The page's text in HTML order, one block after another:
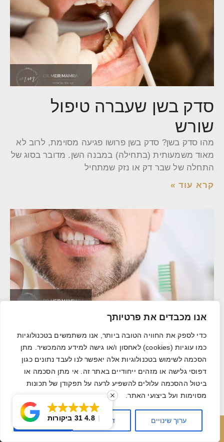
אנו מכבדים את פרטיותך
כדי לספק את החוויה הטובה ביותר, אנו משתמשים בטכנולוגיות
כמו עוגיות (cookies) לאחסון ו/או גישה למידע מהמכשיר. מתן
הסכמה לשימוש בטכנולוגיות אלה יאפשר לנו לעבד נתונים כגון
דפוסי גלישה או מזהים ייחודיים באתר זה. אי מתן הסכמה או
ביטול ההסכמה עלולים להשפיע לרעה על תפקודן של תכונות
מסוימות ועל ביצועי האתר.
ערוך שינויים דחה הכל אשר הכל
סדק בשן שעברה טיפול
שורש
מהו סדק בשן? סדק בשן פרושו פגיעה מסוימת, לרוב לא
מאוד משמעותית (בתחילה) במבנה השן. מדובר בסוג של
התחלה של שבר דק או נזק שמתחיל
קרא עוד »
דלקת חניכיים סביב שתל
מהי דלקת חניכיים סביב שתל ומדוע אסור להתעלם
ממנה? שלא כמו דלקת חניכיים רגילה, דלקת חניכיים
סביב שתל עלולה לפגוע בצורה קשה ברקמות המקיפות
את
השאר פרטים חייג עכשיו
4.831 ביקורות